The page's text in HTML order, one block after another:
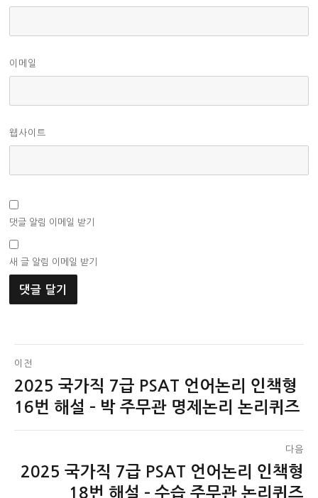
이메일
웹사이트
댓글 알림 이메일 받기
새 글 알림 이메일 받기
글
탐
색
이전
이
전
2025 국가직 7급 PSAT 언어논리 인책형
16번 해설 – 박 주무관 명제논리 논리퀴즈
다음
다2025 국가직 7급 PSAT 언어논리 인책형
18번 해설 – 수습 주무관 논리퀴즈